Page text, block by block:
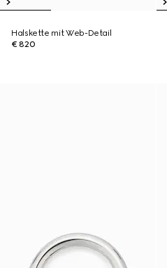
Halskette mit Web-Detail
€ 820